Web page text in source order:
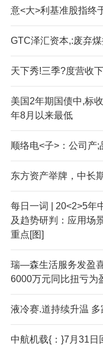
意<大>利基准股指终
GTC泽汇资本,:废弃
天下秀!三季?度营收
美国2年期国债中,标
年8月以来最低
顺络电<子>：公司产
东方资产举牌，中长
每日一词 | 20<2>5年
及趋势研判：应用场
重点[图]
瑞—森生活服务发盈
6000万元同比扭亏为
液冷赛.道持续升温
中航机载{：}7月31日